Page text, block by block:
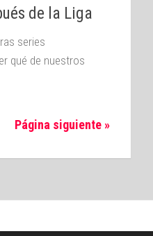
de la Liga
series
qué de nuestros
Página siguiente »